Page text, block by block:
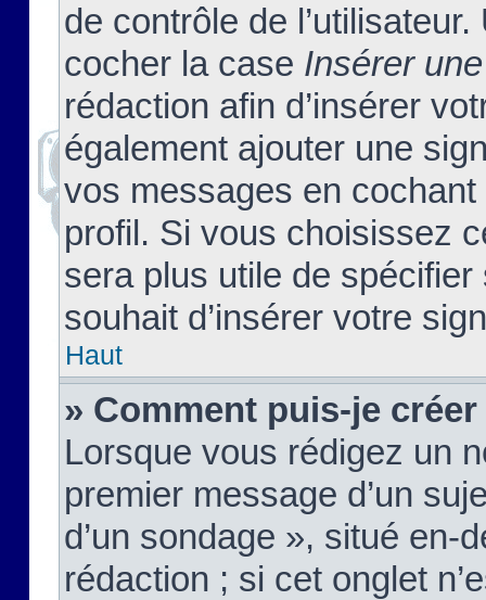
de contrôle de
cocher la case Insérer
rédaction afin d’insérer
également ajouter une
vos messages en
profil. Si vous choisissez
sera plus utile de
souhait d’insérer votre
Haut
» Comment puis-je
Lorsque vous rédigez un
premier message d’un
d’un sondage », situé en-
rédaction ; si cet onglet